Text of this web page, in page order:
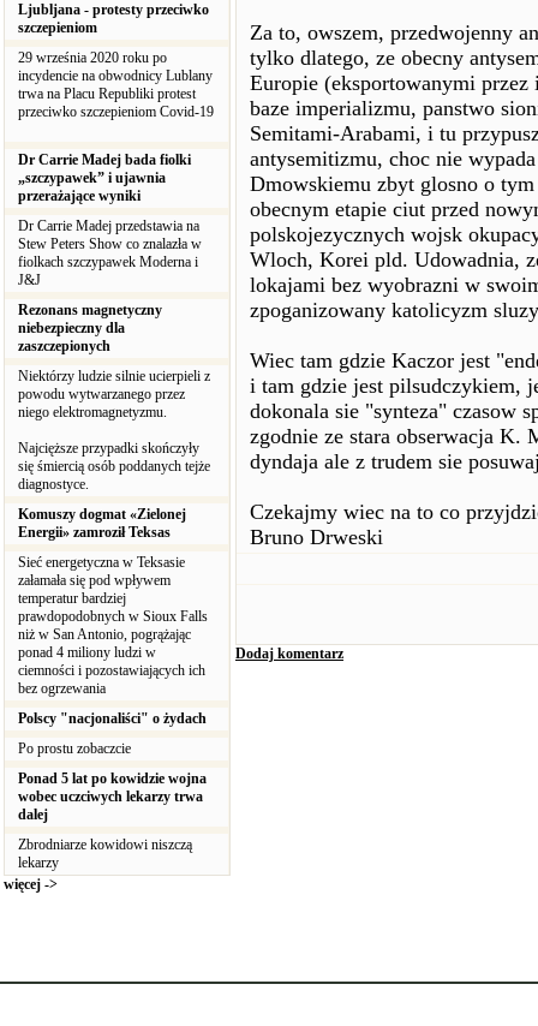
Ljubljana - protesty przeciwko
szczepieniom
29 września 2020 roku po
incydencie na obwodnicy Lublany
trwa na Placu Republiki protest
przeciwko szczepieniom Covid-19
Dr Carrie Madej bada fiolki
„szczypawek” i ujawnia
przerażające wyniki
Dr Carrie Madej przedstawia na
Stew Peters Show co znalazła w
fiolkach szczypawek Moderna i
J&J
Rezonans magnetyczny
niebezpieczny dla
zaszczepionych
Niektórzy ludzie silnie ucierpieli z
powodu wytwarzanego przez
niego elektromagnetyzmu.
Najcięższe przypadki skończyły
się śmiercią osób poddanych tejże
diagnostyce.
Komuszy dogmat «Zielonej
Energii» zamroził Teksas
Sieć energetyczna w Teksasie
załamała się pod wpływem
temperatur bardziej
prawdopodobnych w Sioux Falls
niż w San Antonio, pogrążając
ponad 4 miliony ludzi w
ciemności i pozostawiających ich
bez ogrzewania
Polscy "nacjonaliści" o żydach
Po prostu zobaczcie
Ponad 5 lat po kowidzie wojna
wobec uczciwych lekarzy trwa
dalej
Zbrodniarze kowidowi niszczą
lekarzy
więcej ->
Za to, owszem, przedwojenny
tylko dlatego, ze obecny
Europie (eksportowanymi
baze imperializmu, panstwo
Semitami-Arabami, i tu
antysemitizmu, choc nie
Dmowskiemu zbyt glosno o
obecnym etapie ciut przed
polskojezycznych wojsk
Wloch, Korei pld. Udowadnia,
lokajami bez wyobrazni w
zpoganizowany katolicyzm
Wiec tam gdzie Kaczor jest
i tam gdzie jest pilsudczykiem,
dokonala sie "synteza" czasow
zgodnie ze stara obserwacja K.
dyndaja ale z trudem sie
Czekajmy wiec na to co
Bruno Drweski
Dodaj komentarz